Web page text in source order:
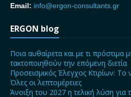
Email: info@ergon-consultants.gr
ERGON blog
Ποια αυθαίρετα και με τι πρόστιμα
τακτοποιηθούν την επόμενη διετία
Προσεισμικός Έλεγχος Κτιρίων:
Όλες οι λεπτομέρειες
Άνοιξη του 2027 η τελική λύση για